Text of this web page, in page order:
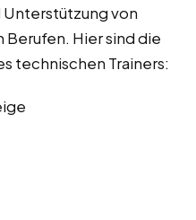
Unterstützung von
Hier sind die
technischen Trainers: